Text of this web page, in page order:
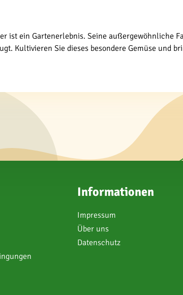
ist ein Gartenerlebnis. Seine außergewöhnliche
Kultivieren Sie dieses besondere Gemüse und
Informationen
Impressum
Über uns
Datenschutz